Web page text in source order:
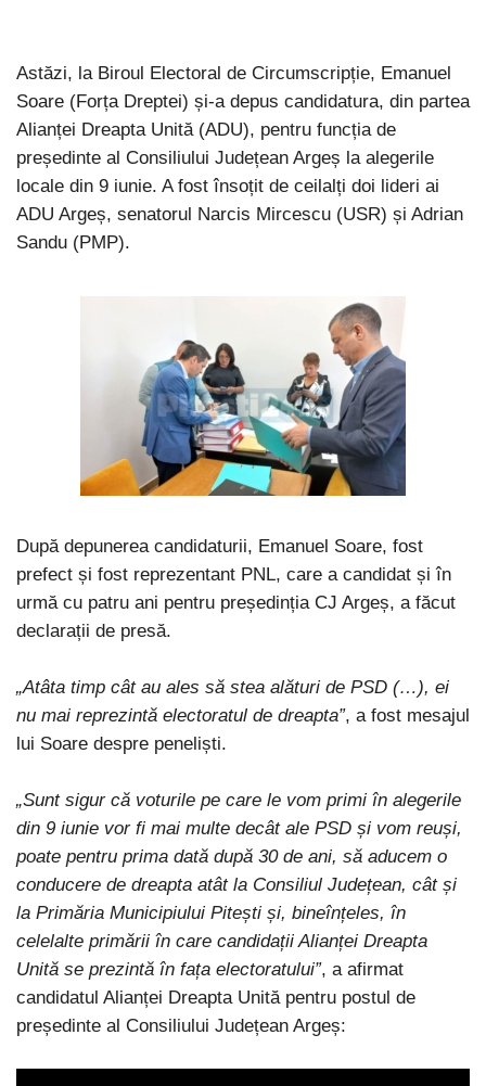
Astăzi, la Biroul Electoral de Circumscripție, Emanuel
Soare (Forța Dreptei) și-a depus candidatura, din partea
Alianței Dreapta Unită (ADU), pentru funcția de
președinte al Consiliului Județean Argeș la alegerile
locale din 9 iunie. A fost însoțit de ceilalți doi lideri ai
ADU Argeș, senatorul Narcis Mircescu (USR) și Adrian
Sandu (PMP).
După depunerea candidaturii, Emanuel Soare, fost
prefect și fost reprezentant PNL, care a candidat și în
urmă cu patru ani pentru președinția CJ Argeș, a făcut
declarații de presă.
„Atâta timp cât au ales să stea alături de PSD (…), ei
nu mai reprezintă electoratul de dreapta”, a fost mesajul
lui Soare despre peneliști.
„Sunt sigur că voturile pe care le vom primi în alegerile
din 9 iunie vor fi mai multe decât ale PSD și vom reuși,
poate pentru prima dată după 30 de ani, să aducem o
conducere de dreapta atât la Consiliul Județean, cât și
la Primăria Municipiului Pitești și, bineînțeles, în
celelalte primării în care candidații Alianței Dreapta
Unită se prezintă în fața electoratului”, a afirmat
candidatul Alianței Dreapta Unită pentru postul de
președinte al Consiliului Județean Argeș: